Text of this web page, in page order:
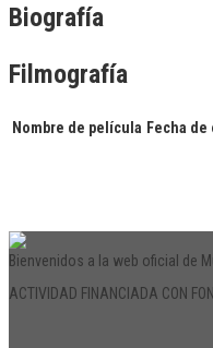
Biografía
Filmografía
Nombre de película Fecha
Bienvenidos a la web oficial de
ACTIVIDAD FINANCIADA CON